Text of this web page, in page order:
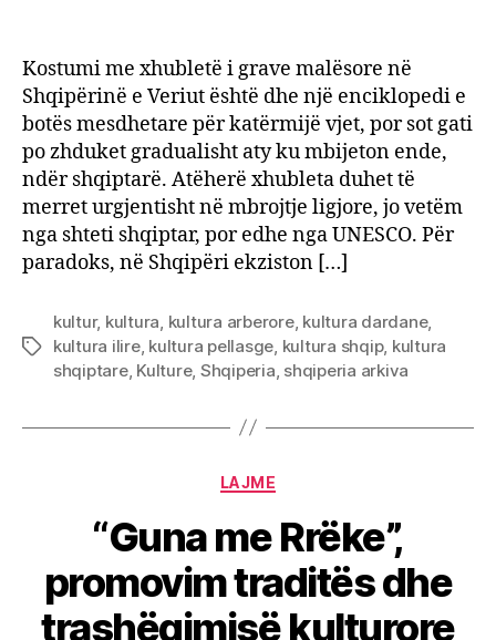
mbi
Kostumi me xhubletë i grave malësore në
Shqipërinë e Veriut është dhe një enciklopedi e
botës mesdhetare për katërmijë vjet, por sot gati
po zhduket gradualisht aty ku mbijeton ende,
ndër shqiptarë. Atëherë xhubleta duhet të
merret urgjentisht në mbrojtje ligjore, jo vetëm
nga shteti shqiptar, por edhe nga UNESCO. Për
paradoks, në Shqipëri ekziston […]
Tags
kultur, kultura kultura arberore, kultura dardane,
kultura ilire, kultura pellasge kultura shqip, kultura
shqiptare, Kulture, Shqiperia shqiperia arkiva
Categories
LAJME
“Guna me Rrëke”,
promovim traditës dhe
trashëgimisë kulturore